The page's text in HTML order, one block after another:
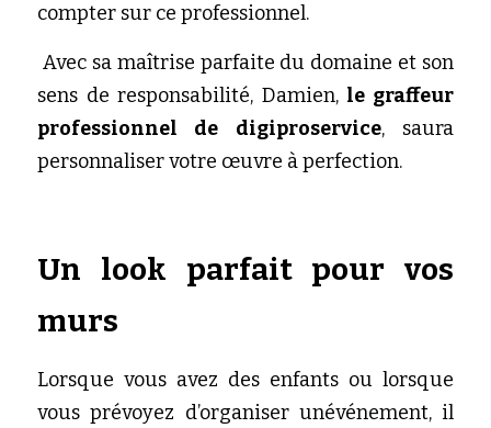
compter sur ce professionnel.
sens de responsabilité, Damien, le graffeur
professionnel de digiproservice, saura
personnaliser votre œuvre à perfection.
Un look parfait pour vos
murs
Lorsque vous avez des enfants ou lorsque
vous prévoyez d’organiser unévénement, il